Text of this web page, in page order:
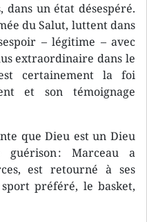
dans un état désespéré.
du Salut, luttent dans
– légitime – avec
extraordinaire dans le
certainement la foi
et son témoignage
que Dieu est un Dieu
: Marceau a
est retourné à ses
préféré, le basket,